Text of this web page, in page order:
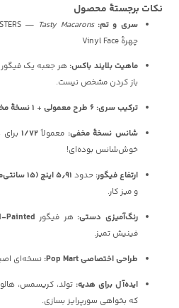
نکات برجستهٔ محصول
سری و تم: POP MART LABUBU THE MONSTERS —
Tasty Macarons
چهرهٔ Vinyl Face
ماهیت بلایند باکس: هر جعبه یک فیگور
باز کردن مشخص نیست.
ترکیب سری: ۶ طرح معمولی + ۱ نسخهٔ مخفی (Hidden Edition)
شانس نسخهٔ مخفی: معمولاً۱/۷۲برای
خوش‌شانس بوده‌ای!
ارتفاع فیگور: حدود ۵٫۹۱ اینچ (۱۵ سانتی‌متر)
و میز کار.
رنگ‌آمیزی دستی: هر فیگور Painted
فینیش تمیز.
طراحی اختصاصی Pop Mart:
نسخه‌ای
ایده‌آل برای هدیه: تولد، کریسمس،
که بخواهی سورپرایز بسازی.